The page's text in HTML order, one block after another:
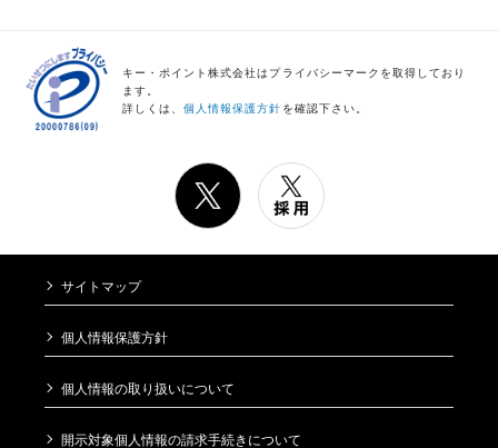
キー・ポイント株式会社はプライバシーマークを取得しており
ます。
詳しくは、個人情報保護方針 を確認下さい。
サイトマップ
個人情報保護方針
個人情報の取り扱いについて
開示対象個人情報の請求手続きについて